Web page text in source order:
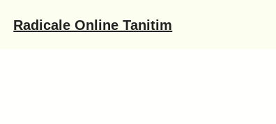
geçRadicale Online Tanitim